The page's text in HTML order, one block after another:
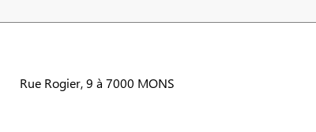
Rue Rogier, 9 à 7000 MONS